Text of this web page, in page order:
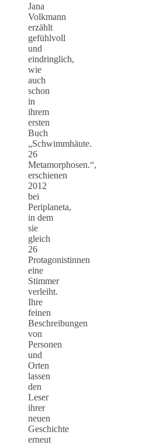
Jana
Volkmann
erzählt
gefühlvoll
und
eindringlich,
wie
auch
schon
in
ihrem
ersten
Buch
„Schwimmhäute.
26
Metamorphosen.“,
erschienen
2012
bei
Periplaneta,
in dem
sie
gleich
26
Protagonistinnen
eine
Stimmer
verleiht.
Ihre
feinen
Beschreibungen
von
Personen
und
Orten
lassen
den
Leser
ihrer
neuen
Geschichte
erneut